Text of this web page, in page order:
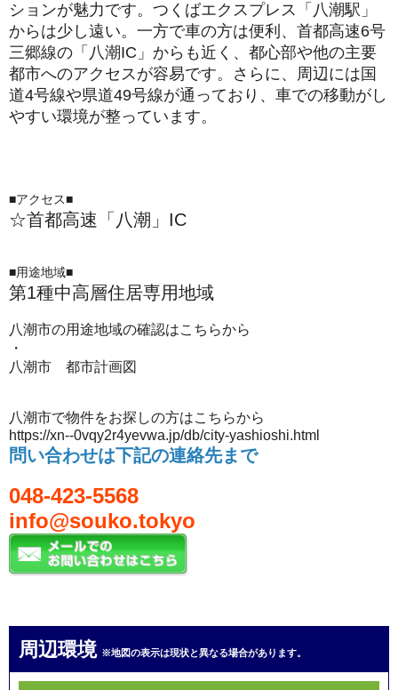
ションが魅力です。つくばエクスプレス「八潮駅」
からは少し遠い。一方で車の方は便利、首都高速6号
三郷線の「八潮IC」からも近く、都心部や他の主要
都市へのアクセスが容易です。さらに、周辺には国
道4号線や県道49号線が通っており、車での移動がし
やすい環境が整っています。
■アクセス■
☆首都高速「八潮」IC
■用途地域■
第1種中高層住居専用地域
八潮市の用途地域の確認はこちらから
・
八潮市 都市計画図
八潮市で物件をお探しの方はこちらから
https://xn--0vqy2r4yevwa.jp/db/city-yashioshi.html
問い合わせは下記の連絡先まで
048-423-5568
info@souko.tokyo
周辺環境 ※地図の表示は現状と異なる場合があります。